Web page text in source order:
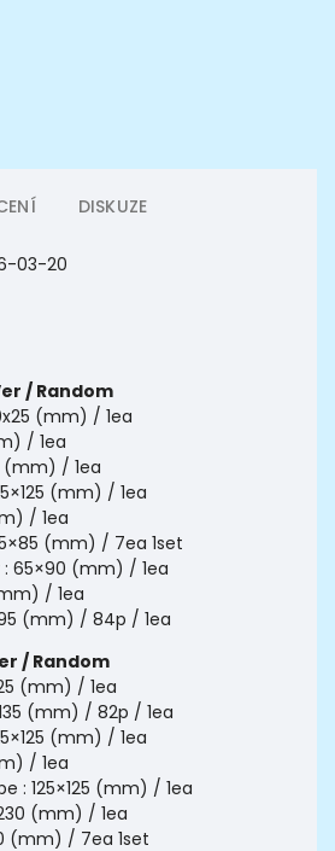
DISKUZE
03-20
/ Random
(mm) / 1ea
/ 1ea
(mm) / 1ea
(mm) / 1ea
/ 1ea
(mm) / 7ea 1set
65×90 (mm) / 1ea
/ 1ea
(mm) / 84p / 1ea
/ Random
(mm) / 1ea
(mm) / 82p / 1ea
(mm) / 1ea
/ 1ea
: 125×125 (mm) / 1ea
(mm) / 1ea
(mm) / 7ea 1set